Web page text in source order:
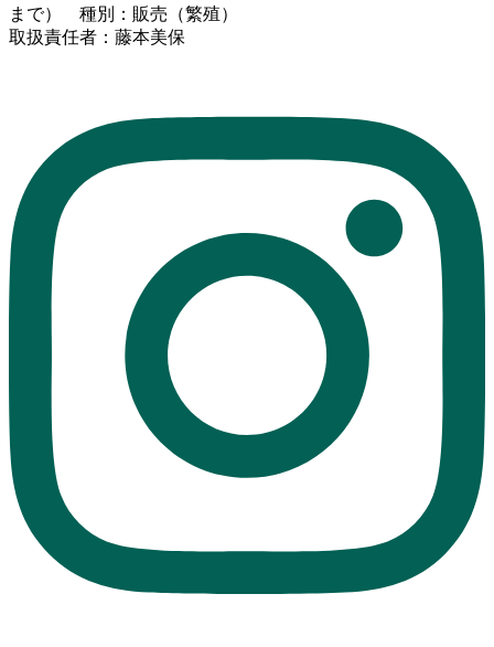
まで） 種別：販売（繁殖）
取扱責任者：藤本美保